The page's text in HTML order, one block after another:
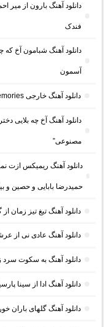
دانلود آهنگ بارون از میر
فندک
دانلود آهنگ شبامون آخ
آسمون
دانلود آهنگ خارجی Memories از DUORUSH “هوش مصنوعی ترند اینستا”
دانلود آهنگ آخ چه بلایی
مصنوعی”
دانلود آهنگ ریمیکس ازت
حمیدرضا بابایی و حصین و
دانلود آهنگ تیغ تیز زمان
دانلود آهنگ عادی نی از
دانلود آهنگ به سکوت
دانلود آهنگ ادا از سینا
دانلود آهنگ گلهای باران